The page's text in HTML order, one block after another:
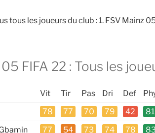
tous les joueurs du club : 1. FSV Mainz
05 FIFA 22 : Tous les
Vit Tir Pas Dri Def
78 77 70 79 42 81
77 54 73 74 78